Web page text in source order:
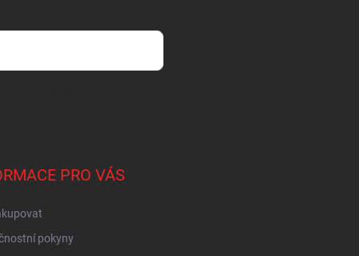
PRO VÁS
pokyny